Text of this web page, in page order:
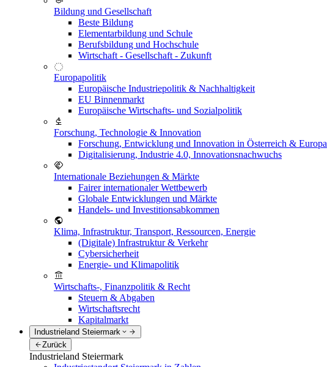
Bildung und Gesellschaft
Beste Bildung
Elementarbildung und Schule
Berufsbildung und Hochschule
Wirtschaft - Gesellschaft - Zukunft
Europapolitik
Europäische Industriepolitik & Nachhaltigkeit
EU Binnenmarkt
Europäische Wirtschafts- und Sozialpolitik
Forschung, Technologie & Innovation
Forschung, Entwicklung und Innovation in Österreich & Europa
Digitalisierung, Industrie 4.0, Innovationsnachwuchs
Internationale Beziehungen & Märkte
Fairer internationaler Wettbewerb
Globale Entwicklungen und Märkte
Handels- und Investitionsabkommen
Klima, Infrastruktur, Transport, Ressourcen, Energie
(Digitale) Infrastruktur & Verkehr
Cybersicherheit
Energie- und Klimapolitik
Wirtschafts-, Finanzpolitik & Recht
Steuern & Abgaben
Wirtschaftsrecht
Kapitalmarkt
Industrieland Steiermark
Zurück
Industrieland Steiermark